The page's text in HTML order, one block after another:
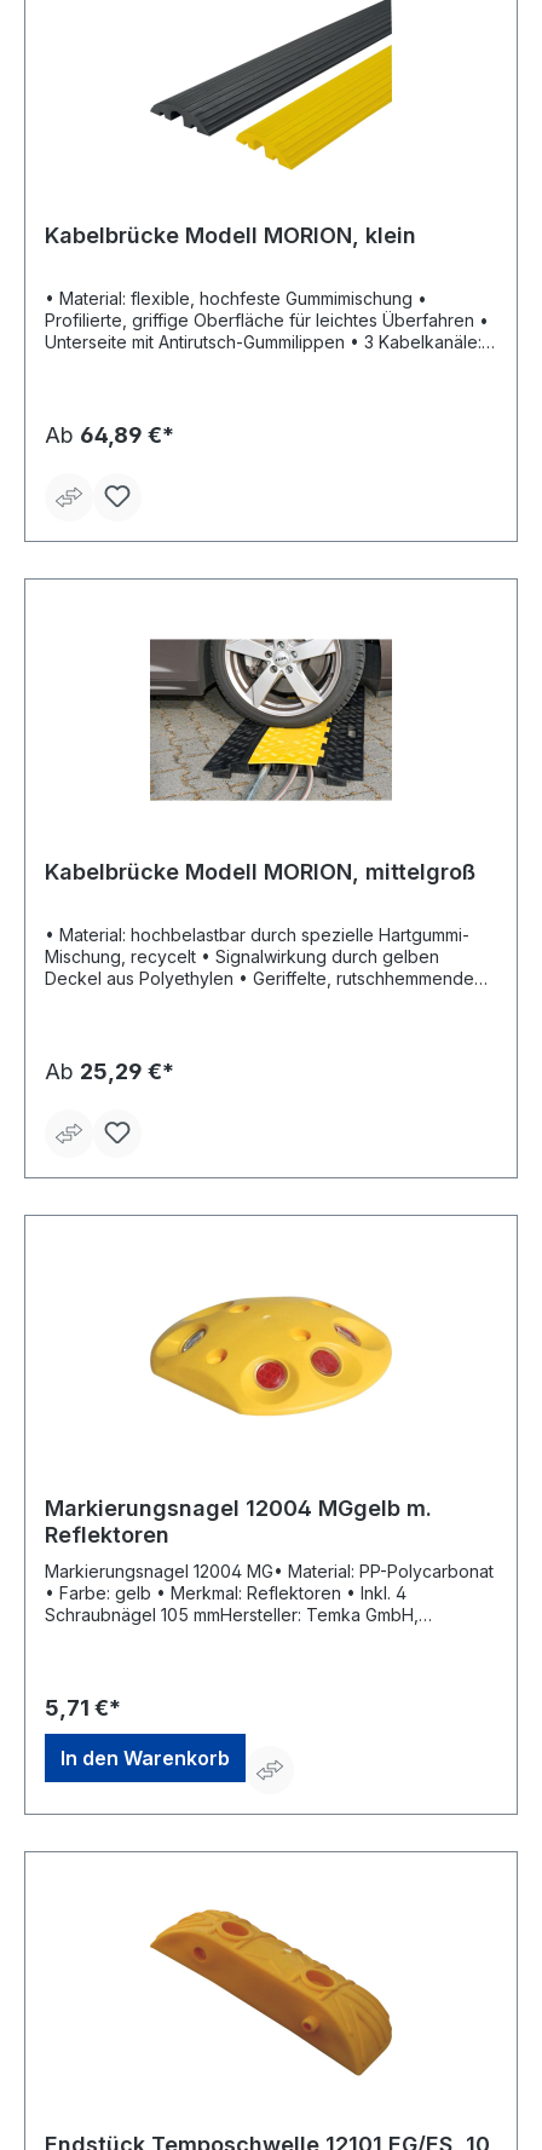
Kabelbrücke Modell MORION, klein
• Material: flexible, hochfeste Gummimischung •
Profilierte, griffige Oberfläche für leichtes Überfahren •
Unterseite mit Antirutsch-Gummilippen • 3 Kabelkanäle:
gelbe und schwarze Elemente.
Ab 64,89 €*
Kabelbrücke Modell MORION, mittelgroß
• Material: hochbelastbar durch spezielle Hartgummi-
Mischung, recycelt • Signalwirkung durch gelben
Deckel aus Polyethylen • Geriffelte, rutschhemmende
Überfahrgeschwindigkeit: 5–10 km/h, bei bis zu 8 t
Achslast Hinweis: Alle Elemente mit Feder-Nut-System
Ab 25,29 €*
Markierungsnagel 12004 MGgelb m.
Reflektoren
Markierungsnagel 12004 MG• Material: PP-Polycarbonat
• Farbe: gelb • Merkmal: Reflektoren • Inkl. 4
Schraubnägel 105 mmHersteller: Temka GmbH,
5,71 €*
In den Warenkorb